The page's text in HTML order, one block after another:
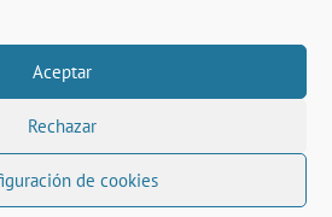
Aceptar
Rechazar
de cookies